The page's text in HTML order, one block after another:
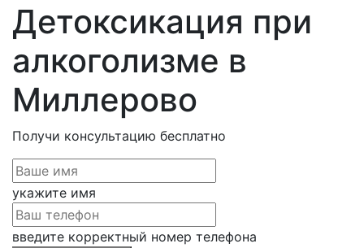
Детоксикация при
алкоголизме в
Миллерово
Получи консультацию бесплатно
укажите имя
введите корректный номер телефона